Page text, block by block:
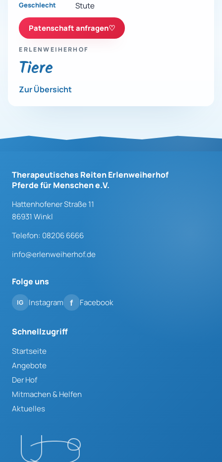
Geschlecht Stute
Patenschaft anfragen♡
ERLENWEIHERHOF
Tiere
Zur Übersicht
Therapeutisches Reiten Erlenweiherhof
Pferde für Menschen e.V.
Hattenhofener Straße 11
86931 Winkl
Telefon: 08206 6666
info@erlenweiherhof.de
Folge uns
Instagram Facebook
Schnellzugriff
Startseite
Angebote
Der Hof
Mitmachen & Helfen
Aktuelles